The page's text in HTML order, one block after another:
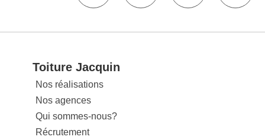
Toiture Jacquin
Nos réalisations
Nos agences
Qui sommes-nous?
Récrutement